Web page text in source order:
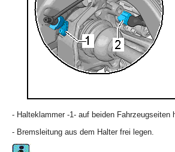
- Halteklammer -1- auf beiden Fahrzeugseiten
- Bremsleitung aus dem Halter frei legen.